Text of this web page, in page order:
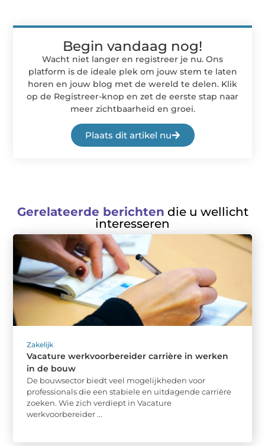
Begin vandaag nog!
Wacht niet langer en registreer je nu. Ons
platform is de ideale plek om jouw stem te laten
horen en jouw blog met de wereld te delen. Klik
op de Registreer-knop en zet de eerste stap naar
meer zichtbaarheid en groei.
Plaats dit artikel nu
Gerelateerde berichten die u wellicht
interesseren
Zakelijk
Vacature werkvoorbereider carrière in werken
in de bouw
De bouwsector biedt veel mogelijkheden voor
professionals die een stabiele en uitdagende carrière
zoeken. Wie zich verdiept in Vacature
werkvoorbereider ...